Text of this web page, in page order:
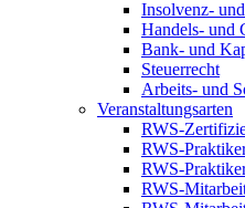
Insolvenz-
Handels- und
Bank- und
Steuerrecht
Arbeits- und
Veranstaltungsarten
RWS-
RWS-
RWS-
RWS-